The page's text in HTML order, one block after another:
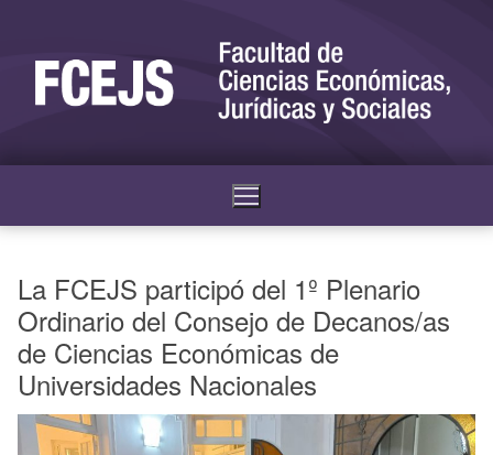
La FCEJS participó del 1º Plenario
Ordinario del Consejo de Decanos/as
de Ciencias Económicas de
Universidades Nacionales